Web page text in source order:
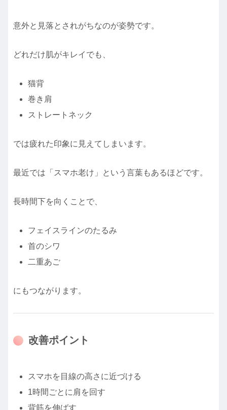
意外と見落とされがちなのが姿勢です。
どれだけ肌がキレイでも、
猫背
巻き肩
ストレートネック
では疲れた印象に見えてしまいます。
最近では「スマホ老け」という言葉もあるほどです。
長時間下を向くことで、
フェイスラインのたるみ
首のシワ
二重あご
にもつながります。
改善ポイント
スマホを目線の高さに近づける
1時間ごとに肩を回す
背筋を伸ばす